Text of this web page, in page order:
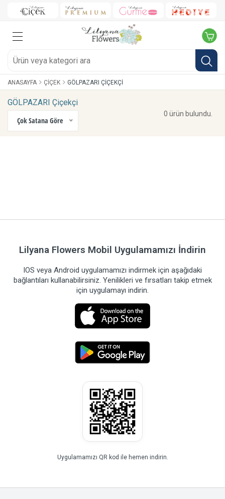
ANASAYFA ÇIÇEK GÖLPAZARI ÇIÇEKÇI
GÖLPAZARI Çiçekçi
Çok Satana Göre
0 ürün bulundu.
Lilyana Flowers Mobil Uygulamamızı İndirin
IOS veya Android uygulamamızı indirmek için aşağıdaki
bağlantıları kullanabilirsiniz. Yenilikleri ve fırsatları takip etmek
için uygulamayı indirin.
Uygulamamızı QR kod ile hemen indirin.